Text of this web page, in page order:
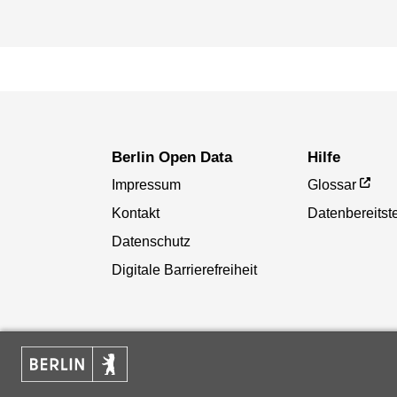
Berlin Open Data
Impressum
Kontakt
Datenschutz
Digitale Barrierefreiheit
Hilfe
Glossar